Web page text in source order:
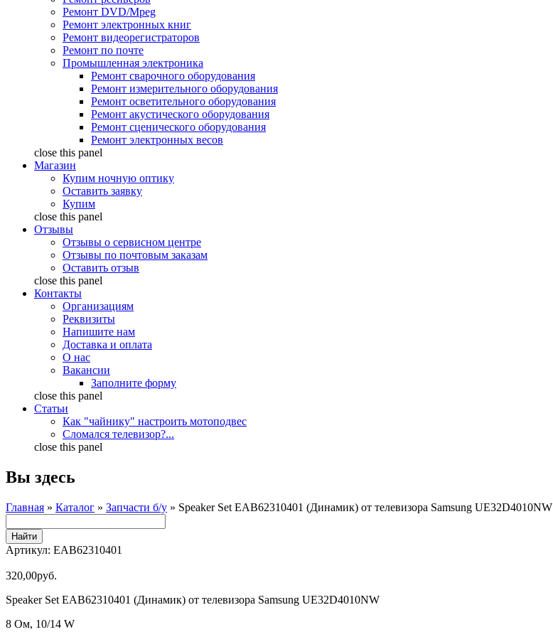
Ремонт DVD/Mpeg
Ремонт электронных книг
Ремонт видеорегистраторов
Ремонт по почте
Промышленная электроника
Ремонт сварочного оборудования
Ремонт измерительного оборудования
Ремонт осветительного оборудования
Ремонт акустического оборудования
Ремонт сценического оборудования
Ремонт электронных весов
close this panel
Магазин
Купим ночную оптику
Оставить заявку
Купим
close this panel
Отзывы
Отзывы о сервисном центре
Отзывы по почтовым заказам
Оставить отзыв
close this panel
Контакты
Организациям
Реквизиты
Напишите нам
Доставка и оплата
О нас
Вакансии
Заполните форму
close this panel
Статьи
Как "чайнику" настроить мотоподвес
Сломался телевизор?...
close this panel
Вы здесь
Главная » Каталог » Запчасти б/у » Speaker Set EAB62310401 (Динамик) от телевизора Samsung UE32D4010NW
Артикул: EAB62310401
320,00руб.
Speaker Set EAB62310401 (Динамик) от телевизора Samsung UE32D4010NW
8 Ом, 10/14 W